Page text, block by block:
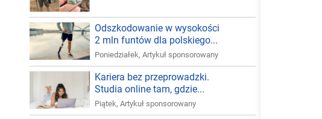
Odszkodowanie w wysokości
2 mln funtów dla polskiego...
Poniedziałek,Artykuł sponsorowany
Kariera bez przeprowadzki.
Studia online tam, gdzie...
Piątek,Artykuł sponsorowany